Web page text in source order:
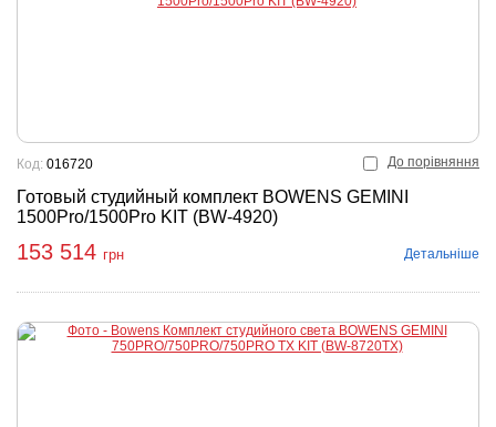
До порівняння
Готовый студийный комплект BOWENS GEMINI
1500Pro/1500Pro KIT (BW-4920)
Код: 016720
153 514 грн Детальніше